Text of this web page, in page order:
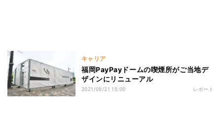
キャリア
福岡PayPayドームの喫煙所がご当地デ
ザインにリニューアル
2021/05/21 15:00 レポート